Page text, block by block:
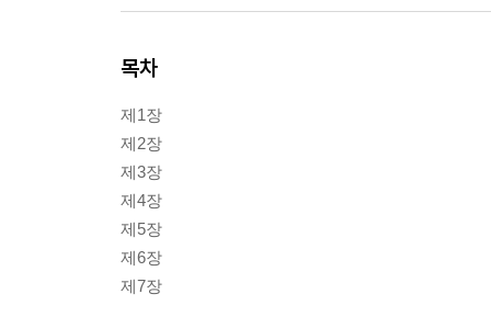
목차
제1장
제2장
제3장
제4장
제5장
제6장
제7장